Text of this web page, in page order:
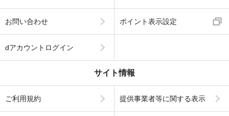
お問い合わせ ポイント表示設定
dアカウントログイン
サイト情報
ご利用規約 提供事業者等に関する表示